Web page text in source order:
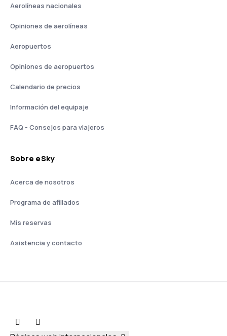
Aerolíneas nacionales
Opiniones de aerolíneas
Aeropuertos
Opiniones de aeropuertos
Calendario de precios
Información del equipaje
FAQ - Consejos para viajeros
Sobre eSky
Acerca de nosotros
Programa de afiliados
Mis reservas
Asistencia y contacto